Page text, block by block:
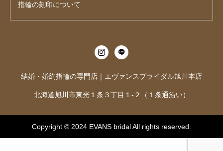
指輪の刻印について
結婚・婚約指輪の専門店｜エヴァンスブライダル旭川本店
北海道旭川市東光１条３丁目１-２（１条通沿い）
Copyright © 2024 EVANS bridalAll rights reserved.